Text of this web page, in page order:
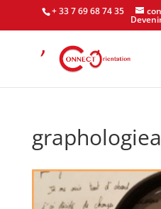
+ 33 7 69 68 74 35